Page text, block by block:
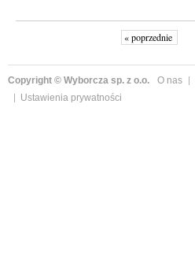
« poprzednie
Copyright © Wyborcza sp. z o.o. O nas
Ustawienia prywatności